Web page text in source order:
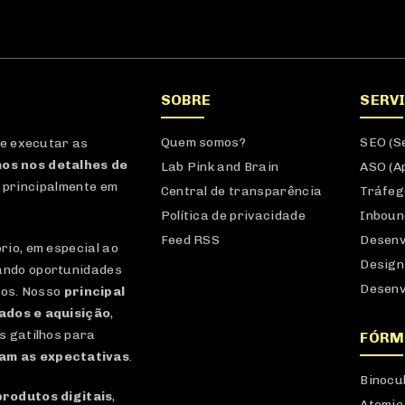
executar as
nos detalhes de
em
em especial ao
oportunidades
Nosso principal
e aquisição,
gatilhos para
as expectativas.
digitais,
SOBRE
Quem somos?
Lab Pink and Brain
Central de transparência
Política de privacidade
Feed RSS
SEO
ASO